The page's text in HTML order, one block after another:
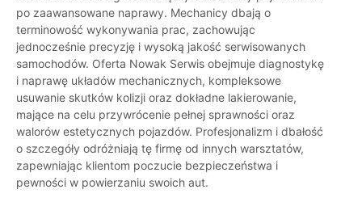
po zaawansowane naprawy. Mechanicy dbają o
terminowość wykonywania prac, zachowując
jednocześnie precyzję i wysoką jakość serwisowanych
samochodów. Oferta Nowak Serwis obejmuje diagnostykę
i naprawę układów mechanicznych, kompleksowe
usuwanie skutków kolizji oraz dokładne lakierowanie,
mające na celu przywrócenie pełnej sprawności oraz
walorów estetycznych pojazdów. Profesjonalizm i dbałość
o szczegóły odróżniają tę firmę od innych warsztatów,
zapewniając klientom poczucie bezpieczeństwa i
pewności w powierzaniu swoich aut.